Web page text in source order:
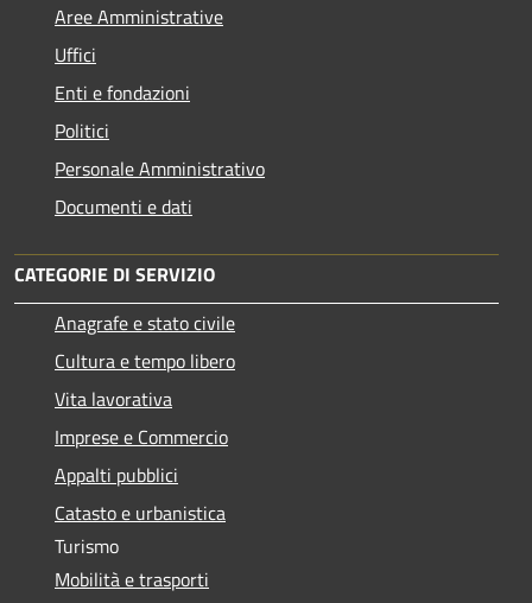
Aree Amministrative
Uffici
Enti e fondazioni
Politici
Personale Amministrativo
Documenti e dati
CATEGORIE DI SERVIZIO
Anagrafe e stato civile
Cultura e tempo libero
Vita lavorativa
Imprese e Commercio
Appalti pubblici
Catasto e urbanistica
Turismo
Mobilità e trasporti